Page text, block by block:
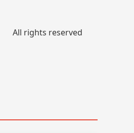
All rights reserved